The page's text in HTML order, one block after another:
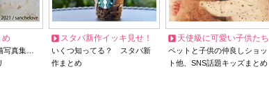
め
写真集…
スタバ新作イッキ見せ！
いくつ知ってる？ スタバ新
作まとめ
天使級に可愛い子供たち
ペットと子供の仲良しショッ
ト他、SNS話題キッズまとめ